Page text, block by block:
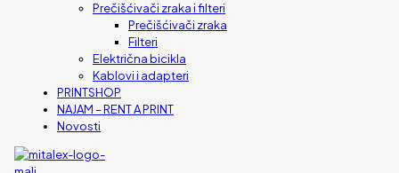
Prečišćivači zraka i filteri
Prečišćivači zraka
Filteri
Električna bicikla
Kablovi i adapteri
PRINTSHOP
NAJAM – RENT A PRINT
Novosti